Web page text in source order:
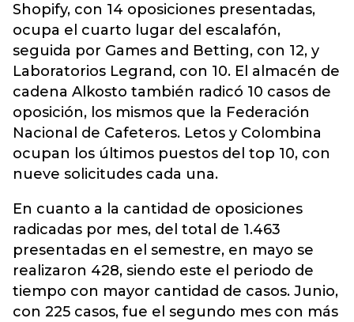
Shopify, con 14 oposiciones presentadas,
ocupa el cuarto lugar del escalafón,
seguida por Games and Betting, con 12, y
Laboratorios Legrand, con 10. El almacén de
cadena Alkosto también radicó 10 casos de
oposición, los mismos que la Federación
Nacional de Cafeteros. Letos y Colombina
ocupan los últimos puestos del top 10, con
nueve solicitudes cada una.
En cuanto a la cantidad de oposiciones
radicadas por mes, del total de 1.463
presentadas en el semestre, en mayo se
realizaron 428, siendo este el periodo de
tiempo con mayor cantidad de casos. Junio,
con 225 casos, fue el segundo mes con más